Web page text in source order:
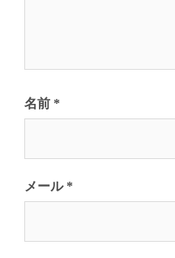
名前 *
メール *